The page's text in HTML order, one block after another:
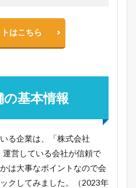
はこちら
基本情報
る企業は、「株式会社
運営している会社が信頼で
は大事なポイントなので会
クしてみました。（2023年